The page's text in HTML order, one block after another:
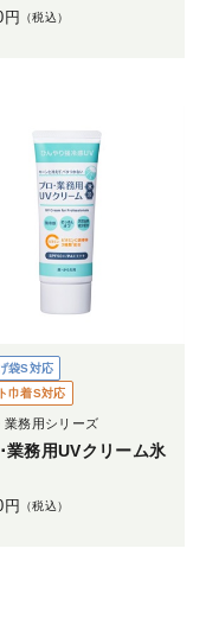
円 （税込）
袋S対応
巾着S対応
業務用シリーズ
業務用UVクリーム氷
円 （税込）